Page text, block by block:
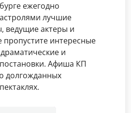
ежегодно
лучшие
ведущие актеры и
интересные
и
Афиша КП
долгожданных